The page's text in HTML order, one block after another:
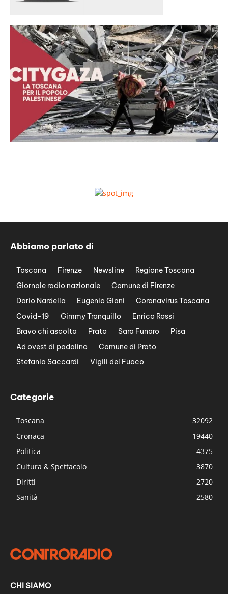
Abbiamo parlato di
Toscana Firenze Newsline
Regione Toscana
Giornale radio nazionale
Comune di Firenze
Dario Nardella
Eugenio Giani
Coronavirus Toscana
Covid-19
Gimmy Tranquillo
Enrico Rossi
Bravo chi ascolta
Prato Sara Funaro
Pisa
Ad ovest di padalino
Comune di Prato
Stefania Saccardi
Vigili del Fuoco
Categorie
Toscana
32092
Cronaca
19440
Politica
4375
Cultura & Spettacolo
3870
Diritti
2720
Sanità
2580
CHI SIAMO